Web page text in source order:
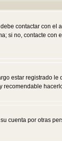
contactar con el
si no, contacte con
estar registrado
recomendable
cuenta por otras